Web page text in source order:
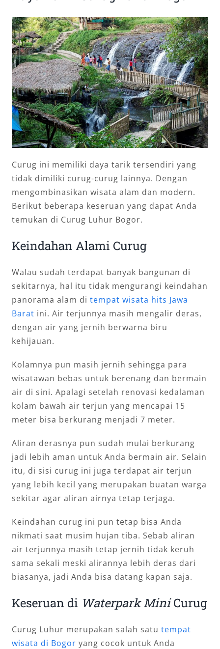
Curug ini memiliki daya tarik tersendiri yang
tidak dimiliki curug-curug lainnya. Dengan
mengombinasikan wisata alam dan modern.
Berikut beberapa keseruan yang dapat Anda
temukan di Curug Luhur Bogor.
Keindahan Alami Curug
Walau sudah terdapat banyak bangunan di
sekitarnya, hal itu tidak mengurangi keindahan
panorama alam di tempat wisata hits Jawa
Barat ini. Air terjunnya masih mengalir deras,
dengan air yang jernih berwarna biru
kehijauan.
Kolamnya pun masih jernih sehingga para
wisatawan bebas untuk berenang dan bermain
air di sini. Apalagi setelah renovasi kedalaman
kolam bawah air terjun yang mencapai 15
meter bisa berkurang menjadi 7 meter.
Aliran derasnya pun sudah mulai berkurang
jadi lebih aman untuk Anda bermain air. Selain
itu, di sisi curug ini juga terdapat air terjun
yang lebih kecil yang merupakan buatan warga
sekitar agar aliran airnya tetap terjaga.
Keindahan curug ini pun tetap bisa Anda
nikmati saat musim hujan tiba. Sebab aliran
air terjunnya masih tetap jernih tidak keruh
sama sekali meski alirannya lebih deras dari
biasanya, jadi Anda bisa datang kapan saja.
Keseruan di Waterpark MiniCurug
Curug Luhur merupakan salah satu tempat
wisata di Bogor yang cocok untuk Anda